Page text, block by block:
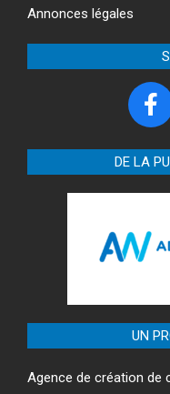
Annonces légales
DE LA
UN
Agence de création de